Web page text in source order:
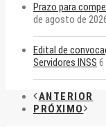
Prazo para
de agosto de
Edital de
Servidores INSS 6
ANTERIOR
PRÓXIMO